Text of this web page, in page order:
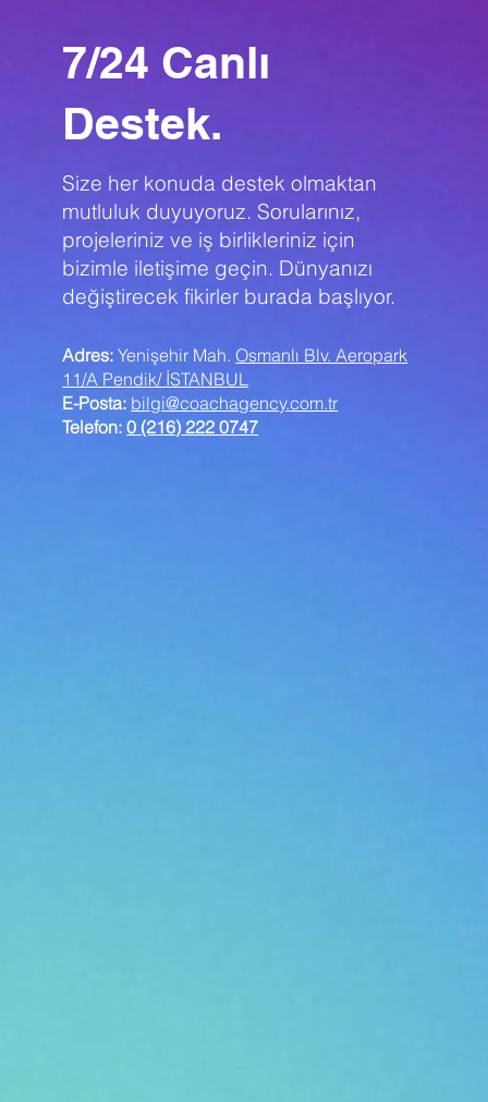
7/24 Canlı
Destek.
Adres:Yenişehir Mah. Osmanlı Blv. Aeropark
11/A Pendik/ İSTANBUL
E-Posta: bilgi@coachagency.com.tr
Telefon: 0 (216) 222 0747
Size her konuda destek olmaktan
mutluluk duyuyoruz. Sorularınız,
projeleriniz ve iş birlikleriniz için
bizimle iletişime geçin. Dünyanızı
değiştirecek fikirler burada başlıyor.